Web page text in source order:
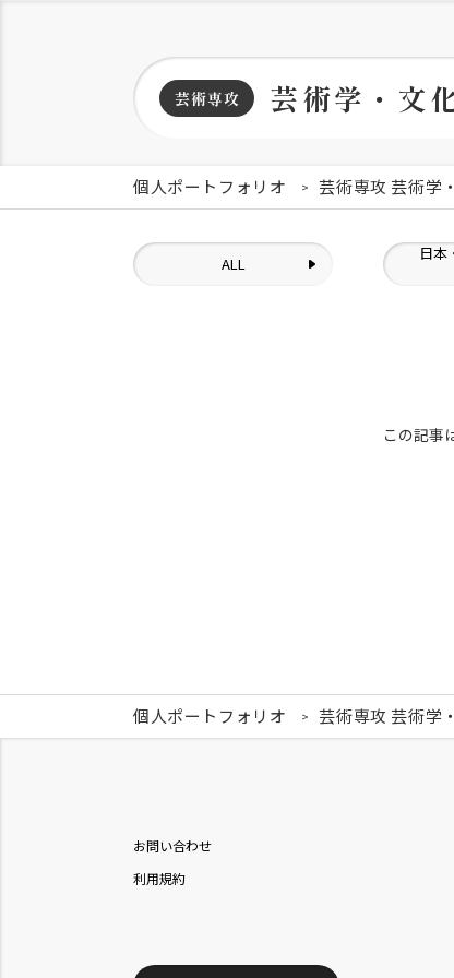
芸術専攻 芸術学・文
個人ポートフォリオ 芸術専攻 芸術学
ALL
日本
この記事
個人ポートフォリオ 芸術専攻 芸術学
お問い合わせ
利用規約